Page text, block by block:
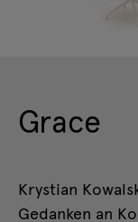
Grace
Krystian
Gedanken an